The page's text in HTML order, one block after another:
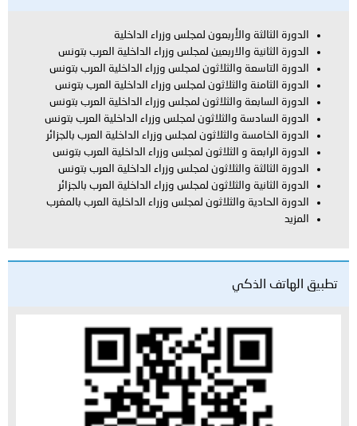
الدورة الثالثة والأربعون لمجلس وزراء الداخلية
الدورة الثانية والاربعين لمجلس وزراء الداخلية العرب بتونس
الدورة التاسعة والثلاثون لمجلس وزراء الداخلية العرب بتونس
الدورة الثامنة والثلاثون لمجلس وزراء الداخلية العرب بتونس
الدورة السابعة والثلاثون لمجلس وزراء الداخلية العرب بتونس
الدورة السادسة والثلاثون لمجلس وزراء الداخلية العرب بتونس
الدورة الخامسة والثلاثون لمجلس وزراء الداخلية العرب بالجزائر
الدورة الرابعة و الثلاثون لمجلس وزراء الداخلية العرب بتونس
الدورة الثالثة والثلاثون لمجلس وزراء الداخلية العرب بتونس
الدورة الثانية والثلاثون لمجلس وزراء الداخلية العرب بالجزائر
الدورة الحادية والثلاثون لمجلس وزراء الداخلية العرب بالمغرب
المزيد
تطبيق الهاتف الذكي